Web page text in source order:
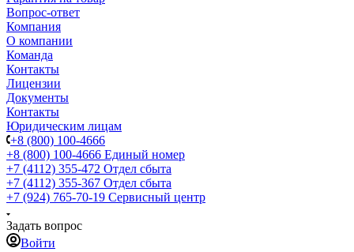
Вопрос-ответ
Компания
О компании
Команда
Контакты
Лицензии
Документы
Контакты
Юридическим лицам
+8 (800) 100-4666
+8 (800) 100-4666 Единый номер
+7 (4112) 355-472 Отдел сбыта
+7 (4112) 355-367 Отдел сбыта
+7 (924) 765-70-19 Сервисный центр
Задать вопрос
Войти